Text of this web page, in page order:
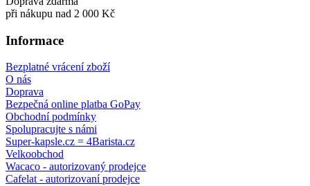
při nákupu nad 2 000 Kč
Informace
Bezplatné vrácení zboží
O nás
Doprava
Bezpečná online platba GoPay
Obchodní podmínky
Spolupracujte s námi
Super-kapsle.cz = 4Barista.cz
Velkoobchod
Wacaco - autorizovaný prodejce
Cafelat - autorizovaní prodejce